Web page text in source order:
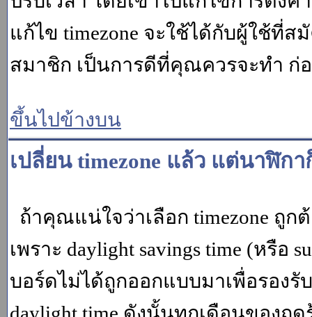
แก้ไข timezone จะใช้ได้กับผู้ใช้ที่
สมาชิก เป็นการดีที่คุณควรจะทำ
ขึ้นไปข้างบน
เปลี่ยน timezone แล้ว แต่นาฬิกา
ถ้าคุณแน่ใจว่าเลือก timezone ถู
เพราะ daylight savings time (หรือ
บอร์ดไม่ได้ถูกออกแบบมาเพื่อรอง